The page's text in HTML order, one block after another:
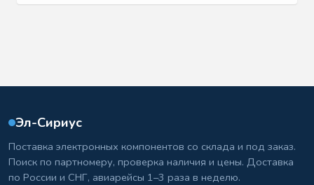
Эл-Сириус
Поставка электронных компонентов со склада и под заказ.
Поиск по партномеру, проверка наличия и цены. Доставка
по России и СНГ, авиарейсы 1–3 раза в неделю.